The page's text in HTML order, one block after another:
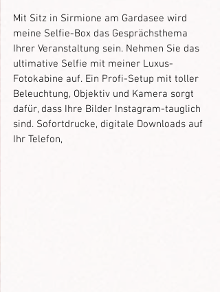
Mit Sitz in Sirmione am Gardasee wird
meine Selfie-Box das Gesprächsthema
Ihrer Veranstaltung sein. Nehmen Sie das
ultimative Selfie mit meiner Luxus-
Fotokabine auf. Ein Profi-Setup mit toller
Beleuchtung, Objektiv und Kamera sorgt
dafür, dass Ihre Bilder Instagram-tauglich
sind. Sofortdrucke, digitale Downloads auf
Ihr Telefon,